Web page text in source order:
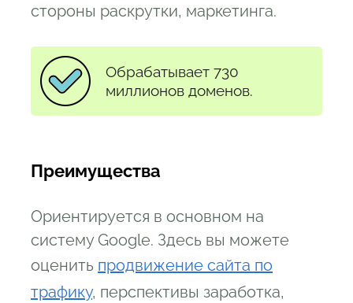
стороны раскрутки, маркетинга.
Обрабатывает 730
миллионов доменов.
Преимущества
Ориентируется в основном на
систему Google. Здесь вы можете
оценить продвижение сайта по
трафику, перспективы заработка,